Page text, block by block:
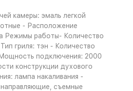
камеры: эмаль легкой
- Расположение
Режимы работы- Количество
гриля: тэн - Количество
подключения: 2000
конструкции духового
лампа накаливания -
съемные